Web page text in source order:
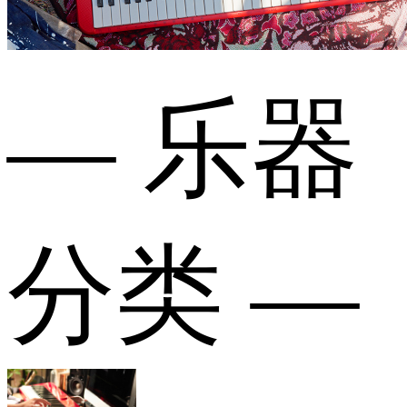
— 乐器
分类 —